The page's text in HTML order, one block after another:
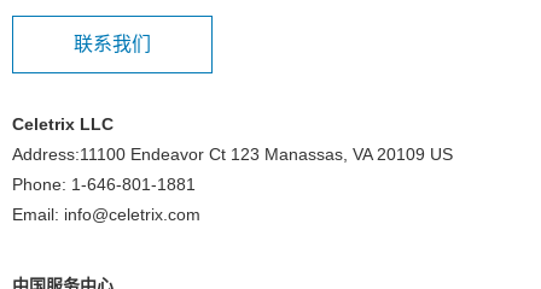
联系我们
Celetrix LLC
Address:11100 Endeavor Ct 123 Manassas, VA 20109 US
Phone: 1-646-801-1881
Email: info@celetrix.com